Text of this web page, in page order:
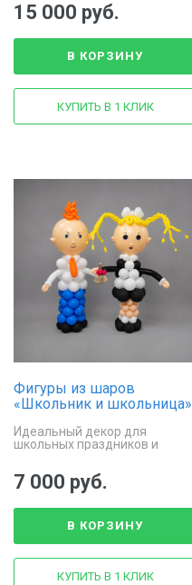
праздников, корпоративных
мероприятий и тематических
фотозон.
15 000 руб.
В КОРЗИНУ
КУПИТЬ В 1 КЛИК
Фигуры из шаров
«Школьник и школьница»
Идеальный декор для
школьных праздников и
7 000 руб.
В КОРЗИНУ
КУПИТЬ В 1 КЛИК